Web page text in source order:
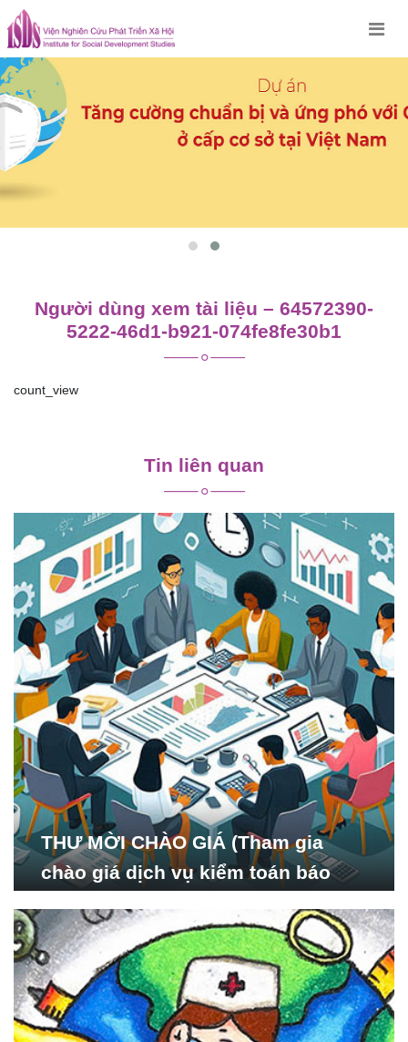
Skip
to
content
Người dùng xem tài liệu – 64572390-
5222-46d1-b921-074fe8fe30b1
count_view
viết
Tin liên quan
THƯ MỜI CHÀO GIÁ (Tham gia
chào giá dịch vụ kiểm toán báo
Nghiên cứu Phát triển Xã
hội_ISDS)